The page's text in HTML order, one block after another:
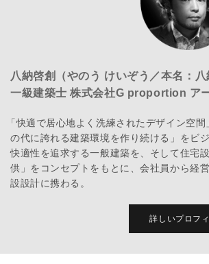
八納啓創（やのう けいぞう／本名：八
一級建築士 株式会社G proportion ア
「快適で居心地よく洗練されたデザイン空
の代に誇れる建築環境を作り続ける」をビ
快適性を追求する一般建築を、そして住宅
供」をコンセプトをもとに、会社員から経
設設計に携わる。
詳しいプロフ